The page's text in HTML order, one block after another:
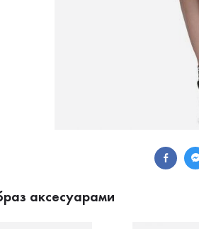
аксесуарами